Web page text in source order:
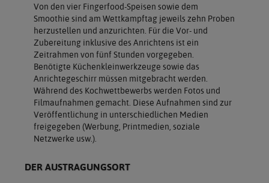
Von den vier Fingerfood-Speisen sowie dem
Smoothie sind am Wettkampftag jeweils zehn Proben
herzustellen und anzurichten. Für die Vor- und
Zubereitung inklusive des Anrichtens ist ein
Zeitrahmen von fünf Stunden vorgegeben.
Benötigte Küchenkleinwerkzeuge sowie das
Anrichtegeschirr müssen mitgebracht werden.
Während des Kochwettbewerbs werden Fotos und
Filmaufnahmen gemacht. Diese Aufnahmen sind zur
Veröffentlichung in unterschiedlichen Medien
freigegeben (Werbung, Printmedien, soziale
Netzwerke usw.).
DER AUSTRAGUNGSORT